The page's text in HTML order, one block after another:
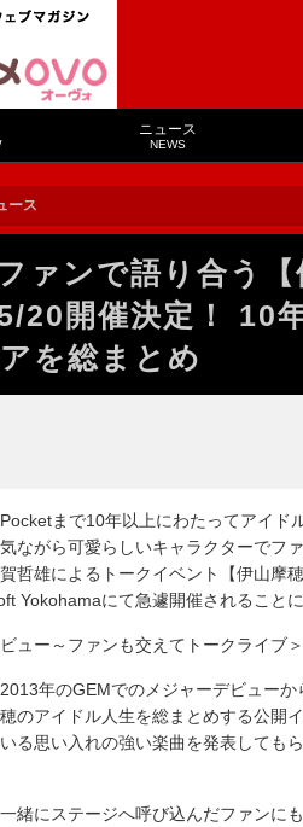
ニュース
NEWS
ース
ァンで語り合う
20開催決定！ 10
を総まとめ
まで10年以上にわたってアイド
ながら可愛らしいキャラクターでフ
哲雄によるトークイベント【伊山摩
Yokohamaにて急遽開催されることに
ュー～ファンも交えてトークライブ＞
年のGEMでのメジャーデビュー
のアイドル人生を総まとめする公開
る思い入れの強い楽曲を発表しても
緒にステージへ呼び込んだファンに